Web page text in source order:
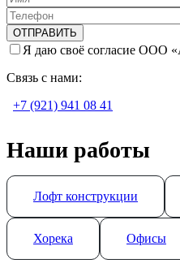
Я даю своё согласие ООО
Связь с нами:
+7 (921) 941 08 41
Наши работы
Лофт конструкции
Хорека Офисы